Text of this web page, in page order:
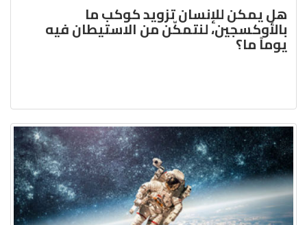
هل يمكن للإنسان تزويد كوكب ما
بالأوكسجين، لنتمكّن من الاستيطان فيه
يوماً ما؟